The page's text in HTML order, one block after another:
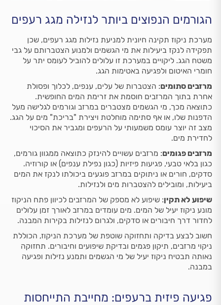
הגורמים הנפוצים ביותר לנזילה מגג רעפים
מערכת ניקוז תקינה חיונית למניעת נזילות מגג רעפים, שכן
תפקידה לנקז ביעילות את מי הגשמים ולמנוע הצטברותם על גבי
משטח הגג. ליקויים במערכת זו עלולים להוביל לעומס יתר על
חומרי האיטום ולפגיעה באטימות הגג.
מרזבים סתומים: הצטברות של עלים, ענפים, לכלוך ופסולת
אחרת בתוך המרזבים חוסמת את זרימת המים החופשית.
כתוצאה מכך, מי הגשמים מצטברים במרזב וגורמים לגלישה מעל
הדפנות שלו, או אף סתימה מוחלטת ויצירת "בריכת" מים על הגג.
מצב זה יוצר עומס משמעותי על הרעפים ומגביר את הסיכוי
לחדירת מים.
מרזבים פגומים: מרזבים עשויים להינזק כתוצאה ממגוון גורמים,
כגון בלאי טבעי, פגיעות פיזיות (כגון נפילת ענפים) או קורוזיה.
סדקים, חורים או ניתוקים במרזב פוגעים ביכולתו לנקז את המים
ביעילות, ומובילים להצטברות מים ולנזילות.
שיפוע לא תקין: שיפוע לא מספק של המרזבים לכיוון פתח הניקוז
מונע ניקוז יעיל של המים. מים עומדים במרזב לאורך זמן עלולים
לחדור דרך חיבורים או סדקים, ולגרום לנזילות בקירות המבנה.
חשוב לבצע בדיקה ותחזוקה שוטפת של מערכת הניקוז, הכוללת
ניקוי מרזבים, תיקון פגמים ובדיקת שיפועים וחיבורים. תחזוקה
נאותה תבטיח ניקוז יעיל של מי הגשמים ותמנע נזילות ופגיעה
במבנה.
פגיעה פיזית ברעפים: מחייבת התייחסות